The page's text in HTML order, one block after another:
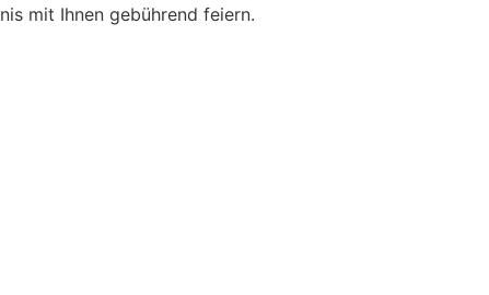
mit Ihnen gebührend feiern.